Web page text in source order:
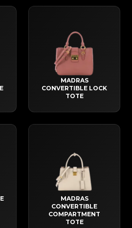
MADRAS
CONVERTIBLE LOCK
TOTE
MADRAS
CONVERTIBLE
COMPARTMENT
TOTE